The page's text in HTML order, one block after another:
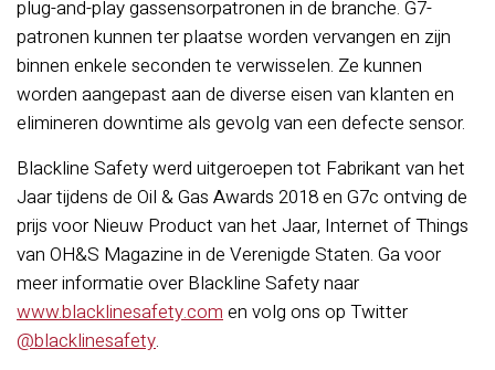
plug-and-play gassensorpatronen in de branche. G7-
patronen kunnen ter plaatse worden vervangen en zijn
binnen enkele seconden te verwisselen. Ze kunnen
worden aangepast aan de diverse eisen van klanten en
elimineren downtime als gevolg van een defecte sensor.
Blackline Safety werd uitgeroepen tot Fabrikant van het
Jaar tijdens de Oil & Gas Awards 2018 en G7c ontving de
prijs voor Nieuw Product van het Jaar, Internet of Things
van OH&S Magazine in de Verenigde Staten. Ga voor
meer informatie over Blackline Safety naar
www.blacklinesafety.comen volg ons op Twitter
@blacklinesafety.